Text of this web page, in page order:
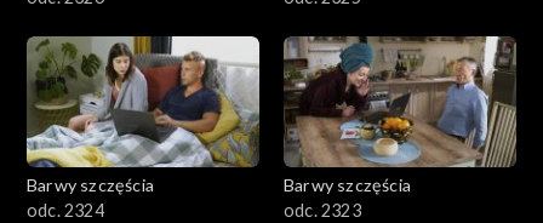
Barwy szczęścia
odc. 2324
Barwy szczęścia
odc. 2323